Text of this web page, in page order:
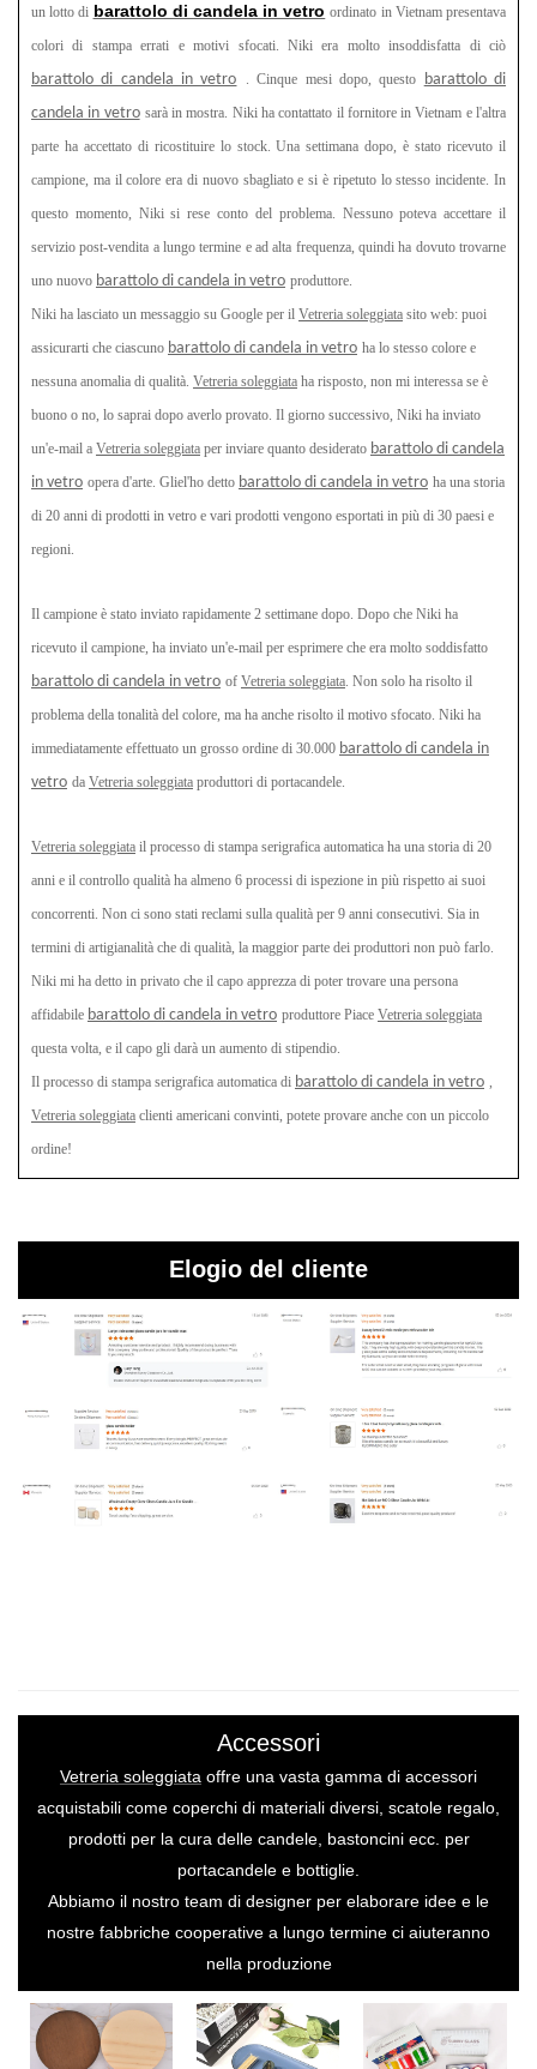
un lotto di barattolo di candela in vetro ordinato in Vietnam presentava
colori di stampa errati e motivi sfocati. Niki era molto insoddisfatta di ciò
barattolo di candela in vetro . Cinque mesi dopo, questo barattolo di
candela in vetro sarà in mostra. Niki ha contattato il fornitore in Vietnam e l'altra
parte ha accettato di ricostituire lo stock. Una settimana dopo, è stato ricevuto il
campione, ma il colore era di nuovo sbagliato e si è ripetuto lo stesso incidente. In
questo momento, Niki si rese conto del problema. Nessuno poteva accettare il
servizio post-vendita a lungo termine e ad alta frequenza, quindi ha dovuto trovarne
uno nuovo barattolo di candela in vetro produttore.
Niki ha lasciato un messaggio su Google per il Vetreria soleggiata sito web: puoi
assicurarti che ciascuno barattolo di candela in vetro ha lo stesso colore e
nessuna anomalia di qualità. Vetreria soleggiata ha risposto, non mi interessa se è
buono o no, lo saprai dopo averlo provato. Il giorno successivo, Niki ha inviato
un'e-mail a Vetreria soleggiata per inviare quanto desiderato barattolo di candela
in vetro opera d'arte. Gliel'ho detto barattolo di candela in vetro ha una storia
di 20 anni di prodotti in vetro e vari prodotti vengono esportati in più di 30 paesi e
regioni.
Il campione è stato inviato rapidamente 2 settimane dopo. Dopo che Niki ha
ricevuto il campione, ha inviato un'e-mail per esprimere che era molto soddisfatto
barattolo di candela in vetro of Vetreria soleggiata. Non solo ha risolto il
problema della tonalità del colore, ma ha anche risolto il motivo sfocato. Niki ha
immediatamente effettuato un grosso ordine di 30.000 barattolo di candela in
vetro da Vetreria soleggiata produttori di portacandele.
Vetreria soleggiata il processo di stampa serigrafica automatica ha una storia di 20
anni e il controllo qualità ha almeno 6 processi di ispezione in più rispetto ai suoi
concorrenti. Non ci sono stati reclami sulla qualità per 9 anni consecutivi. Sia in
termini di artigianalità che di qualità, la maggior parte dei produttori non può farlo.
Niki mi ha detto in privato che il capo apprezza di poter trovare una persona
affidabile barattolo di candela in vetro produttore Piace Vetreria soleggiata
questa volta, e il capo gli darà un aumento di stipendio.
Il processo di stampa serigrafica automatica di barattolo di candela in vetro ,
Vetreria soleggiata clienti americani convinti, potete provare anche con un piccolo
ordine!
Elogio del cliente
Accessori
Vetreria soleggiata offre una vasta gamma di accessori
acquistabili come coperchi di materiali diversi, scatole regalo,
prodotti per la cura delle candele, bastoncini ecc. per
portacandele e bottiglie.
Abbiamo il nostro team di designer per elaborare idee e le
nostre fabbriche cooperative a lungo termine ci aiuteranno
nella produzione